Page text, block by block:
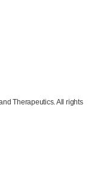
Therapeutics. All rights